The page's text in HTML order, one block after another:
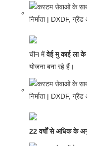
चीन मेंवेई मु काई ला के
योजना बना रहे हैं।
22 वर्षों से अधिक के